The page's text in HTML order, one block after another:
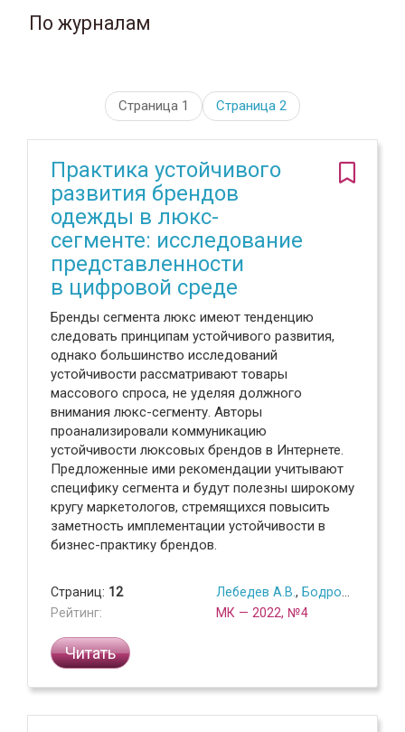
По журналам
Страница 1 Страница 2
Практика устойчивого
развития брендов
одежды в люкс-
сегменте: исследование
представленности
в цифровой среде
Бренды сегмента люкс имеют тенденцию
следовать принципам устойчивого развития,
однако большинство исследований
устойчивости рассматривают товары
массового спроса, не уделяя должного
внимания люкс-сегменту. Авторы
проанализировали коммуникацию
устойчивости люксовых брендов в Интернете.
Предложенные ими рекомендации учитывают
специфику сегмента и будут полезны широкому
кругу маркетологов, стремящихся повысить
заметность имплементации устойчивости в
бизнес-практику брендов.
Страниц: 12
Рейтинг:
Лебедев А.В. , Бодрова А.А.
МК — 2022, №4
Читать